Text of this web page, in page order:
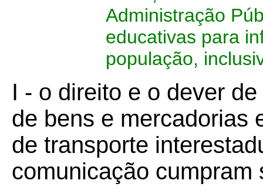
Administração
educativas para
população,
I - o direito e o dever
de bens e mercadorias
de transporte
comunicação